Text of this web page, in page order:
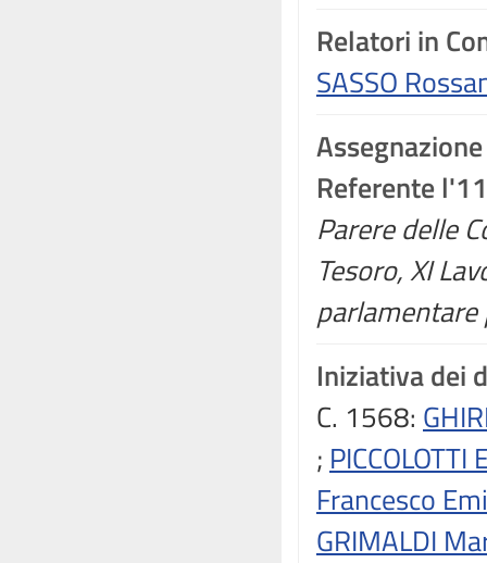
Relatori in
SASSO
Assegnazione
Referente
Parere delle
Tesoro, XI
Iniziativa dei
C. 1568:
;
Francesco
GRIMALDI